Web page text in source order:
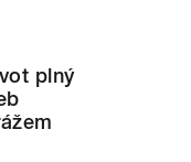
plný